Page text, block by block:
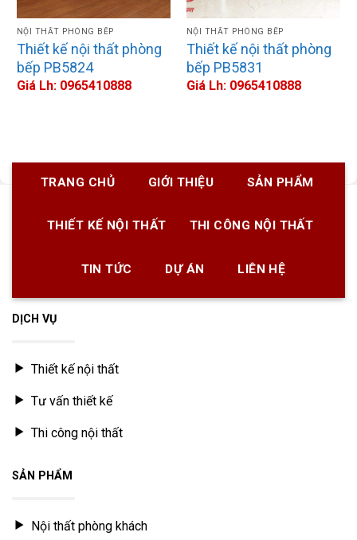
NỘI THẤT PHÒNG BẾP
Thiết kế nội thất phòng
bếp PB5824
Giá Lh: 0965410888
NỘI THẤT PHÒNG BẾP
Thiết kế nội thất phòng
bếp PB5831
Giá Lh: 0965410888
TRANG CHỦ GIỚI THIỆU SẢN PHẨM
THIẾT KẾ NỘI THẤT THI CÔNG NỘI THẤT
TIN TỨC DỰ ÁN LIÊN HỆ
DỊCH VỤ
Thiết kế nội thất
Tư vấn thiết kế
Thi công nội thất
SẢN PHẨM
Nội thất phòng khách